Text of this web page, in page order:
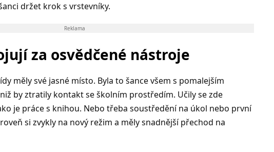
držet krok s vrstevníky.
Reklama
za osvědčené nástroje
měly své jasné místo. Byla to šance všem s pomalejším
by ztratily kontakt se školním prostředím. Učily se zde
je práce s knihou. Nebo třeba soustředění na úkol nebo první
si zvykly na nový režim a měly snadnější přechod na